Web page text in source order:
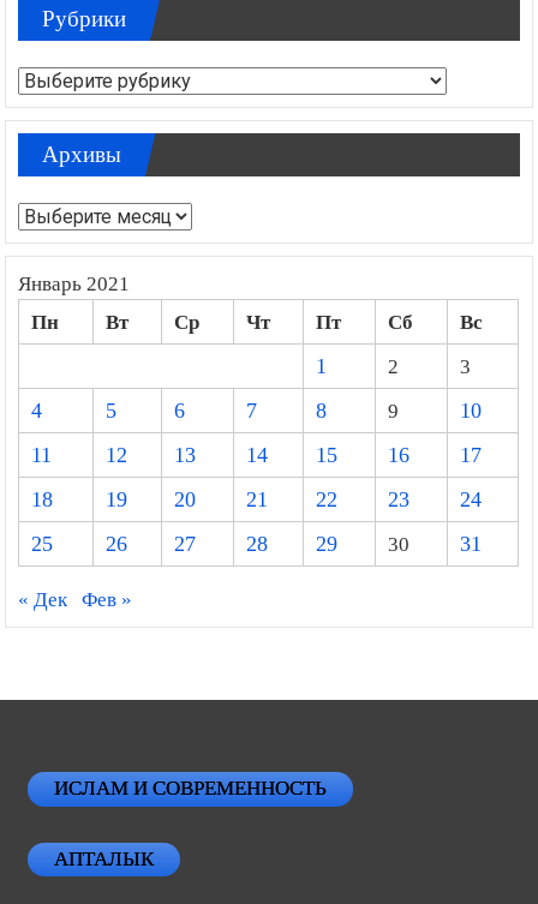
Рубрики
Рубрики
Архивы
Архивы
Январь 2021
Пн Вт Ср Чт Пт Сб
Вс
1
2
3
4
5 6 7 8 9
10
11
12 13 14 15 16
17
18
19 20 21 22 23
24
25
26 27 28 29 30 31
« Дек Фев »
ИСЛАМ И СОВРЕМЕННОСТЬ
АПТАЛЫК